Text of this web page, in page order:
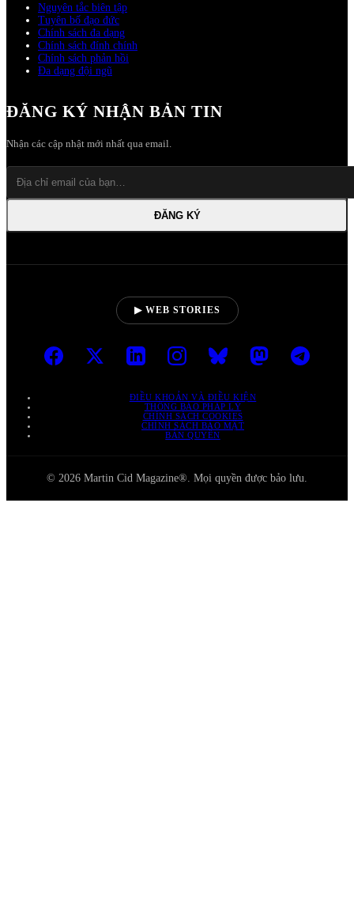
Nguyên tắc biên tập
Tuyên bố đạo đức
Chính sách đa dạng
Chính sách đính chính
Chính sách phản hồi
Đa dạng đội ngũ
ĐĂNG KÝ NHẬN BẢN TIN
Nhận các cập nhật mới nhất qua email.
ĐĂNG KÝ
▶ WEB STORIES
ĐIỀU KHOẢN VÀ ĐIỀU KIỆN
THÔNG BÁO PHÁP LÝ
CHÍNH SÁCH COOKIES
CHÍNH SÁCH BẢO MẬT
BẢN QUYỀN
© 2026 Martin Cid Magazine®. Mọi quyền được bảo lưu.